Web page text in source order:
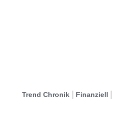
Trend Chronik Finanziell